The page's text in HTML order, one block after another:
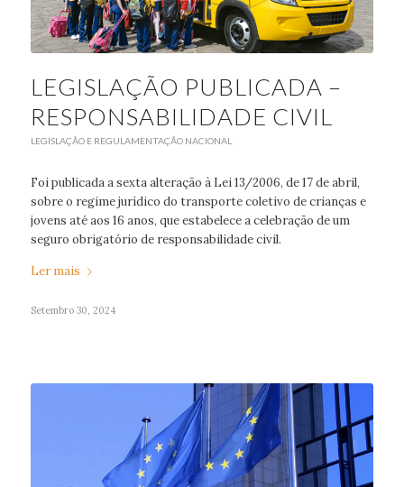
LEGISLAÇÃO PUBLICADA –
RESPONSABILIDADE CIVIL
LEGISLAÇÃO E REGULAMENTAÇÃO NACIONAL
Foi publicada a sexta alteração à Lei 13/2006, de 17 de abril,
sobre o regime jurídico do transporte coletivo de crianças e
jovens até aos 16 anos, que estabelece a celebração de um
seguro obrigatório de responsabilidade civil.
Ler mais
Setembro 30, 2024